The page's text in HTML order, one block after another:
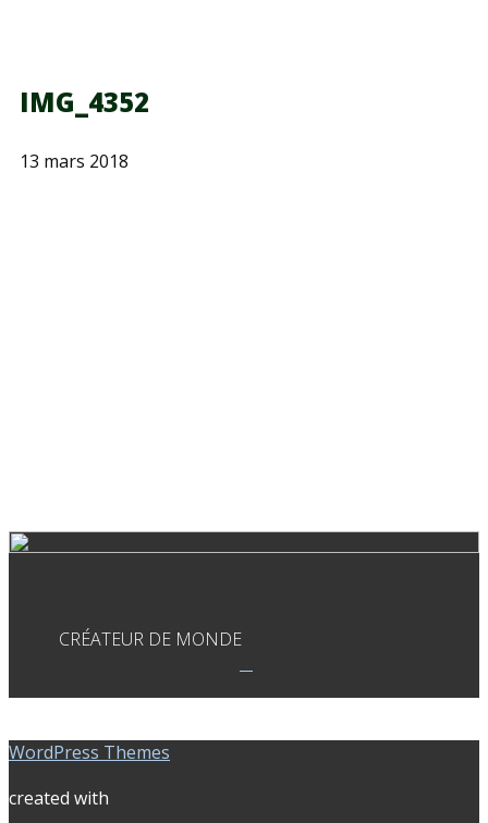
IMG_4352
13 mars 2018
CRÉATEUR DE MONDE
WordPress Themes
created with